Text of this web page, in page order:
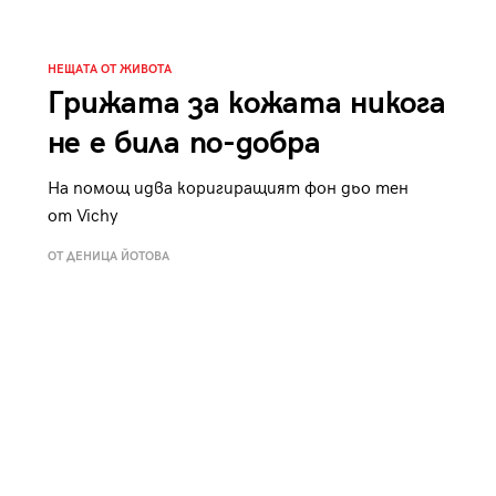
НЕЩАТА ОТ ЖИВОТА
Грижата за кожата никога
не е била по-добра
На помощ идва коригиращият фон дьо тен
от Vichy
ОТ ДЕНИЦА ЙОТОВА
се пие на Лазурния бряг
29